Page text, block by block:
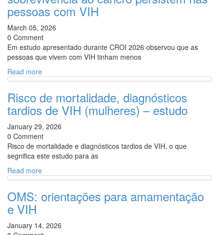
pessoas com VIH
March 05, 2026
0 Comment
Em estudo apresentado durante CROI 2026 observou que as
pessoas que vivem com VIH tinham menos
Read more
Risco de mortalidade, diagnósticos
tardios de VIH (mulheres) – estudo
January 29, 2026
0 Comment
Risco de mortalidade e diagnósticos tardios de VIH, o que
segnifica este estudo para as
Read more
OMS: orientações para amamentação
e VIH
January 14, 2026